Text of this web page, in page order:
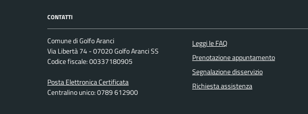
CONTATTI
Comune di Golfo Aranci
Via Libertà 74 - 07020 Golfo Aranci SS
Codice fiscale: 00337180905
Posta Elettronica Certificata
Centralino unico: 0789 612900
Leggi le FAQ
Prenotazione appuntamento
Segnalazione disservizio
Richiesta assistenza